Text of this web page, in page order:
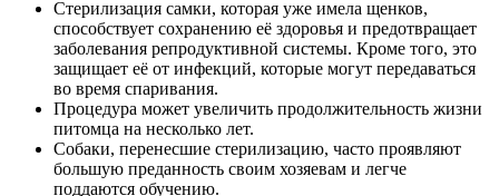
Стерилизация самки, которая уже имела щенков,
способствует сохранению её здоровья и предотвращает
заболевания репродуктивной системы. Кроме того, это
защищает её от инфекций, которые могут передаваться
во время спаривания.
Процедура может увеличить продолжительность жизни
питомца на несколько лет.
Собаки, перенесшие стерилизацию, часто проявляют
большую преданность своим хозяевам и легче
поддаются обучению.